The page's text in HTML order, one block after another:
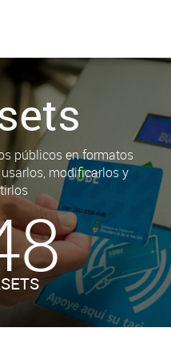
públicos en formatos
modificarlos y